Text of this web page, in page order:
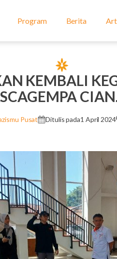
Program Berita
KEMBALI
Pusat Ditulis pada1 April 2024